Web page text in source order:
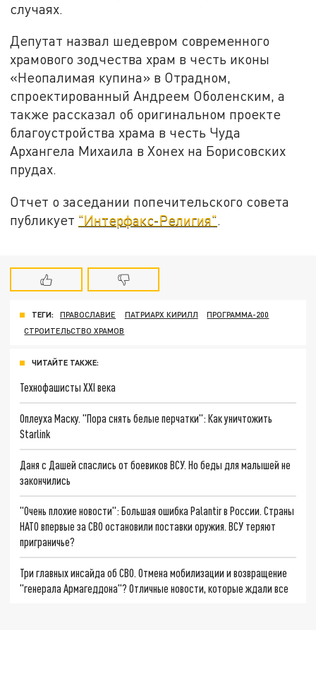
случаях.
Депутат назвал шедевром современного
храмового зодчества храм в честь иконы
«Неопалимая купина» в Отрадном,
спроектированный Андреем Оболенским, а
также рассказал об оригинальном проекте
благоустройства храма в честь Чуда
Архангела Михаила в Хонех на Борисовских
прудах.
Отчет о заседании попечительского совета
публикует "Интерфакс-Религия".
ТЕГИ: ПРАВОСЛАВИЕ ПАТРИАРХ КИРИЛЛ
ПРОГРАММА-200
СТРОИТЕЛЬСТВО ХРАМОВ
ЧИТАЙТЕ ТАКЖЕ:
Технофашисты XXI века
Оплеуха Маску. "Пора снять белые перчатки": Как уничтожить
Starlink
Даня с Дашей спаслись от боевиков ВСУ. Но беды для малышей не
закончились
"Очень плохие новости": Большая ошибка Palantir в России. Страны
НАТО впервые за СВО остановили поставки оружия. ВСУ теряют
приграничье?
Три главных инсайда об СВО. Отмена мобилизации и возвращение
"генерала Армагеддона"? Отличные новости, которые ждали все